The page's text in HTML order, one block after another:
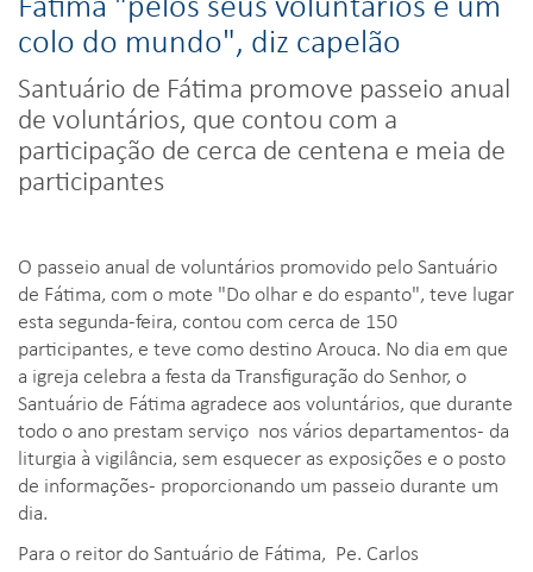
colo do mundo", diz capelão
Santuário de Fátima promove passeio anual
de voluntários, que contou com a
participação de cerca de centena e meia de
participantes
O passeio anual de voluntários promovido pelo Santuário
de Fátima, com o mote "Do olhar e do espanto", teve lugar
esta segunda-feira, contou com cerca de 150
participantes, e teve como destino Arouca. No dia em que
a igreja celebra a festa da Transfiguração do Senhor, o
Santuário de Fátima agradece aos voluntários, que durante
todo o ano prestam serviço nos vários departamentos- da
liturgia à vigilância, sem esquecer as exposições e o posto
de informações- proporcionando um passeio durante um
dia.
Para o reitor do Santuário de Fátima, Pe. Carlos